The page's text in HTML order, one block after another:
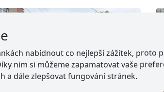
nabídnout co nejlepší zážitek, proto
nim si můžeme zapamatovat vaše
a dále zlepšovat fungování stránek.